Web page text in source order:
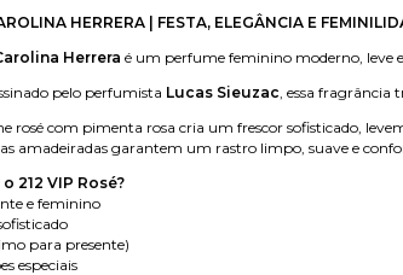
HERRERA | FESTA, ELEGÂNCIA E
Herrera é um perfume feminino moderno, leve
pelo perfumista Lucas Sieuzac, essa fragrância
rosé com pimenta rosa cria um frescor sofisticado,
amadeiradas garantem um rastro limpo, suave e
212 VIP Rosé?
e feminino
para presente)
especiais